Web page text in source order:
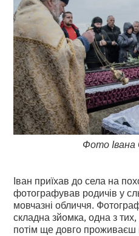
Фото
Іван приїхав до села на
фотографував родичів у
мовчазні обличчя.
складна зйомка, одна з
потім ще довго проживаєш